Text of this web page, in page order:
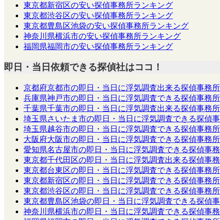
東京都新宿区の安い探偵事務所ランキング
東京都渋谷区の安い探偵事務所ランキング
東京都豊島区池袋の安い探偵事務所ランキング
神奈川県横浜市の安い探偵事務所ランキング
福岡県福岡市の安い探偵事務所ランキング
即日・当日依頼できる探偵社はココ！
京都府京都市の即日・当日に浮気調査出来る探偵事務所
兵庫県神戸市の即日・当日に浮気調査できる探偵事務所
千葉県千葉市の即日・当日に浮気調査出来る探偵事務所
埼玉県さいたま市の即日・当日に浮気調査できる探偵
埼玉県越谷市の即日・当日に浮気調査できる探偵事務所
大阪府大阪市の即日・当日に浮気調査できる探偵事務所
愛知県名古屋市の即日・当日に浮気調査できる探偵事
東京都千代田区の即日・当日に浮気調査出来る探偵事
東京都台東区の即日・当日に浮気調査できる探偵事務所
東京都新宿区の即日・当日に浮気調査できる探偵事務所
東京都渋谷区の即日・当日に浮気調査できる探偵事務所
東京都豊島区池袋の即日・当日に浮気調査できる探偵
神奈川県横浜市の即日・当日に浮気調査できる探偵事